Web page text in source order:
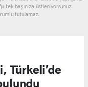
tek başınıza üstleniyorsunuz.
tutulamaz.
Türkeli’de